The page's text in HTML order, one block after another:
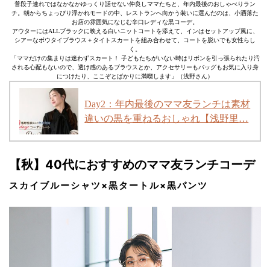
普段子連れではなかなかゆっくり話せない仲良しママたちと、年内最後のおしゃべりラン
チ。朝からちょっぴり浮かれモードの中、レストランへ向かう装いに選んだのは、小洒落た
お店の雰囲気になじむ辛口レディな黒コーデ。
アウターにはALLブラックに映える白いニットコートを添えて、インはセットアップ風に、
シアーなボウタイブラウス＋タイトスカートを組み合わせて、コートを脱いでも女性らし
く。
「ママだけの集まりは迷わずスカート！ 子どもたちがいない時はリボンを引っ張られたり汚
される心配もないので、透け感のあるブラウスとか、アクセサリーもバッグもお気に入り身
につけたり、ここぞとばかりに満喫します」（浅野さん）
Day2：年内最後のママ友ランチは素材
違いの黒を重ねるおしゃれ【浅野里…
【秋】40代におすすめのママ友ランチコーデ
スカイブルーシャツ×黒タートル×黒パンツ